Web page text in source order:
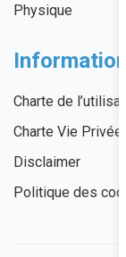
Physique
Charte de
Charte Vie Privée
Disclaimer
Politique des